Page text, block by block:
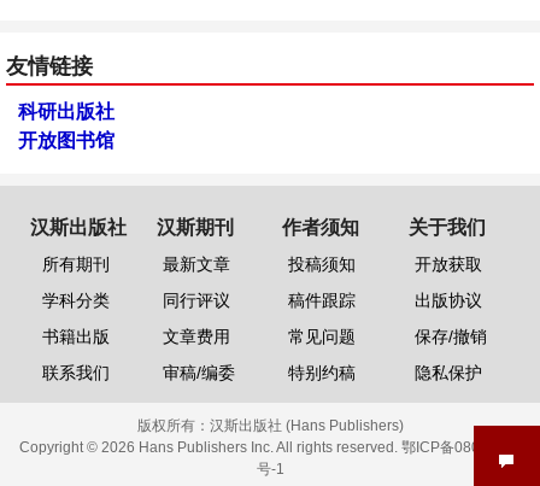
友情链接
科研出版社
开放图书馆
汉斯出版社
所有期刊
学科分类
书籍出版
联系我们
汉斯期刊
最新文章
同行评议
文章费用
审稿/编委
作者须知
投稿须知
稿件跟踪
常见问题
特别约稿
关于我们
开放获取
出版协议
保存/撤销
隐私保护
版权所有： 汉斯出版社 (Hans Publishers)
Copyright © 2026 Hans Publishers Inc. All rights reserved. 鄂ICP备08006613
号-1